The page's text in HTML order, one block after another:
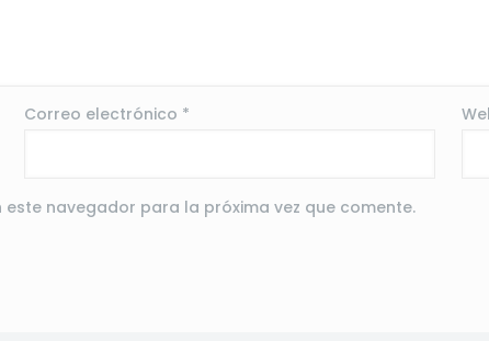
Correo electrónico *
navegador para la próxima vez que comente.